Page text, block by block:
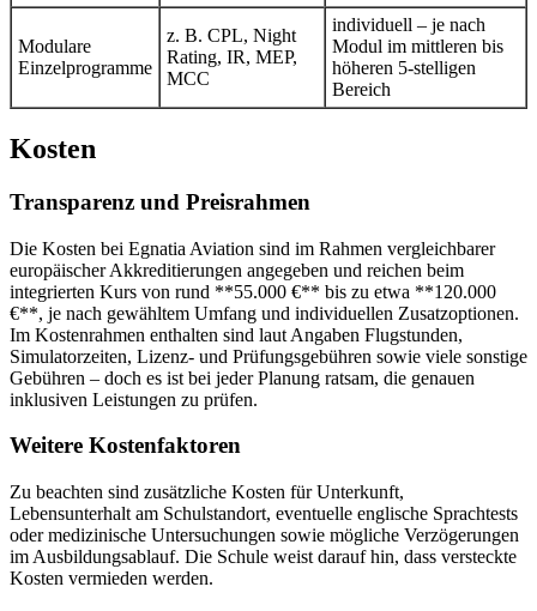
Modulare
Einzelprogramme
z. B. CPL, Night
Rating, IR, MEP,
MCC
individuell – je nach
Modul im mittleren bis
höheren 5-stelligen
Bereich
Kosten
Transparenz und Preisrahmen
Die Kosten bei Egnatia Aviation sind im Rahmen vergleichbarer
europäischer Akkreditierungen angegeben und reichen beim
integrierten Kurs von rund **55.000 €** bis zu etwa **120.000
€**, je nach gewähltem Umfang und individuellen Zusatzoptionen.
Im Kostenrahmen enthalten sind laut Angaben Flugstunden,
Simulatorzeiten, Lizenz- und Prüfungsgebühren sowie viele sonstige
Gebühren – doch es ist bei jeder Planung ratsam, die genauen
inklusiven Leistungen zu prüfen.
Weitere Kostenfaktoren
Zu beachten sind zusätzliche Kosten für Unterkunft,
Lebensunterhalt am Schulstandort, eventuelle englische Sprachtests
oder medizinische Untersuchungen sowie mögliche Verzögerungen
im Ausbildungsablauf. Die Schule weist darauf hin, dass versteckte
Kosten vermieden werden.